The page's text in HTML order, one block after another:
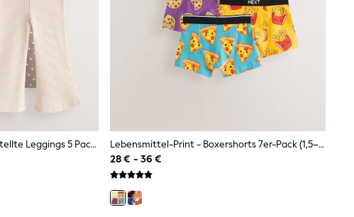
Neutral - Gerippte Ausgestellte Leggings 5 Pack (3Monate -7Jahre)
Lebensmittel-Print - Boxershorts 7er-Pack (1,5–16Jahre)
28 € - 36 €